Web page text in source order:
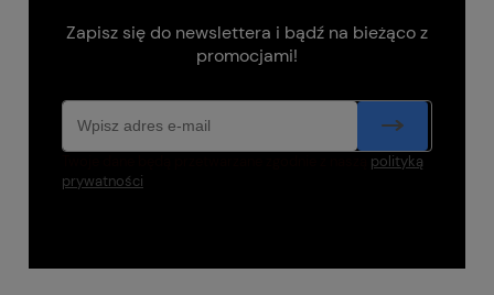
Zapisz się do newslettera i bądź na bieżąco z
promocjami!
polityką
prywatności